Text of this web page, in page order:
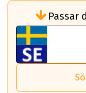
Det ska vara en
till G för rullmotstånd.
Ett klass A däck
bränsleförbrukning
Det betyder att om
så sparar man 50
Passar